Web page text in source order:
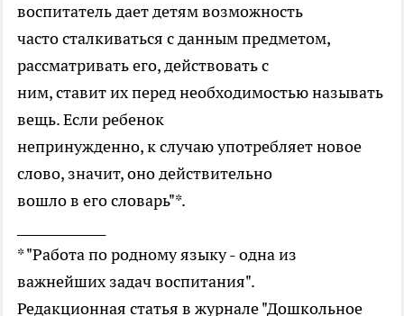
воспитатель дает детям возможность
часто сталкиваться с данным предметом,
рассматривать его, действовать с
ним, ставит их перед необходимостью называть
вещь. Если ребенок
непринужденно, к случаю употребляет новое
слово, значит, оно действительно
вошло в его словарь"*.
* "Работа по родному языку - одна из
важнейших задач воспитания".
Редакционная статья в журнале "Дошкольное